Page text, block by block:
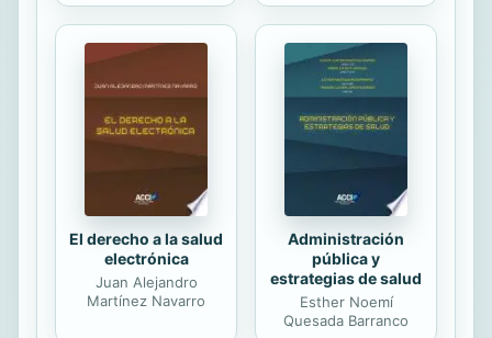
El derecho a la salud
electrónica
Juan Alejandro
Martínez Navarro
Administración
pública y
estrategias de salud
Esther Noemí
Quesada Barranco